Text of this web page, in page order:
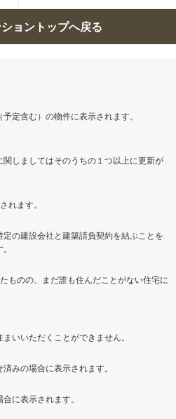
ョントップへ戻る
定含む）の物件に表示されます。
しましてはそのうちの１つ以上に更新が
れます。
の建設会社と建築請負契約を結ぶことを
ものの、まだ誰も住んだことがない住宅に
いいただくことができません。
みの場合に表示されます。
に表示されます。